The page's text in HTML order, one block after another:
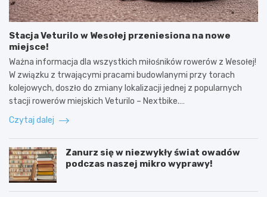
Stacja Veturilo w Wesołej przeniesiona na nowe
miejsce!
Ważna informacja dla wszystkich miłośników rowerów z Wesołej!
W związku z trwającymi pracami budowlanymi przy torach
kolejowych, doszło do zmiany lokalizacji jednej z popularnych
stacji rowerów miejskich Veturilo – Nextbike.…
Czytaj dalej
Zanurz się w niezwykły świat owadów
podczas naszej mikro wyprawy!